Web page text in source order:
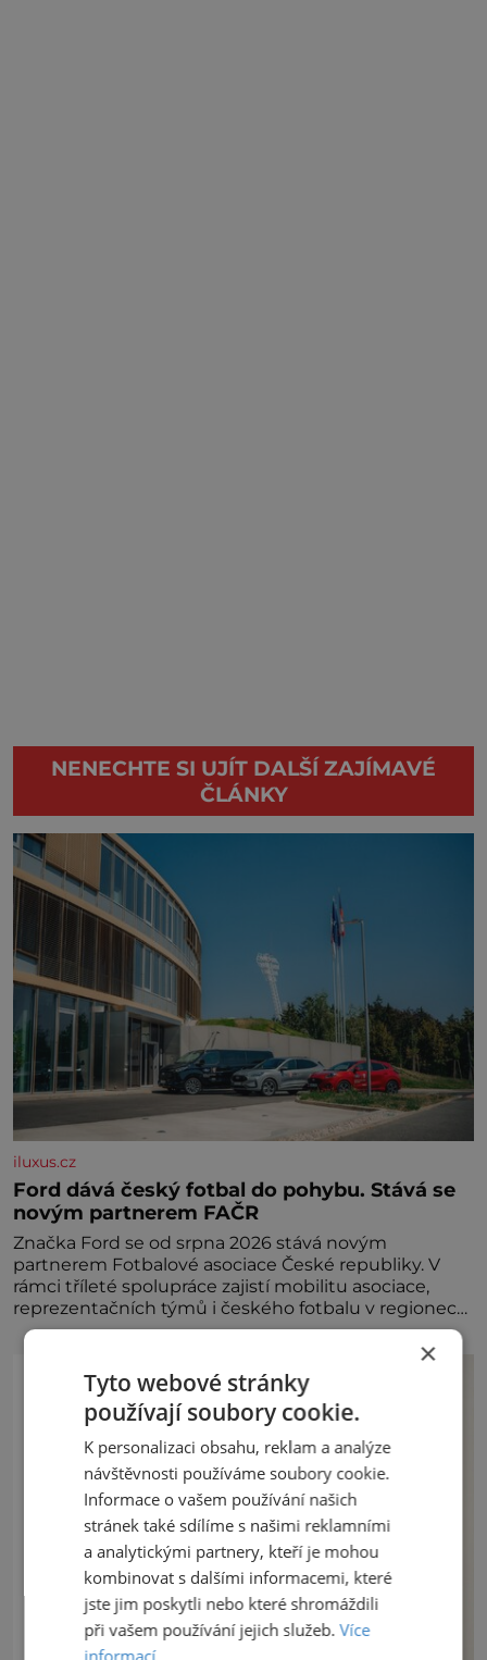
NENECHTE SI UJÍT DALŠÍ ZAJÍMAVÉ
ČLÁNKY
iluxus.cz
Ford dává český fotbal do pohybu. Stává se
novým partnerem FAČR
Značka Ford se od srpna 2026 stává novým
partnerem Fotbalové asociace České republiky. V
rámci tříleté spolupráce zajistí mobilitu asociace,
reprezentačních týmů i českého fotbalu v regionech.
Partner
×
Tyto webové stránky
používají soubory cookie.
K personalizaci obsahu, reklam a analýze
návštěvnosti používáme soubory cookie.
Informace o vašem používání našich
stránek také sdílíme s našimi reklamními
a analytickými partnery, kteří je mohou
kombinovat s dalšími informacemi, které
jste jim poskytli nebo které shromáždili
při vašem používání jejich služeb.Více
informací